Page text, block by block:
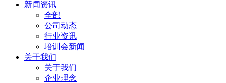
新闻资讯
全部
公司动态
行业资讯
培训会新闻
关于我们
关于我们
企业理念